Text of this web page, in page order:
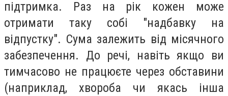
підтримка. Раз на рік кожен може
отримати таку собі "надбавку на
відпустку". Сума залежить від місячного
забезпечення. До речі, навіть якщо ви
тимчасово не працюєте через обставини
(наприклад, хвороба чи якась інша